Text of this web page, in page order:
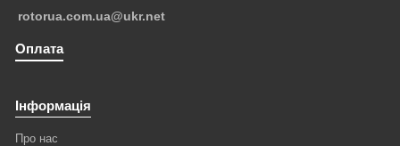
rotorua.com.ua@ukr.net
Оплата
Інформація
Про нас